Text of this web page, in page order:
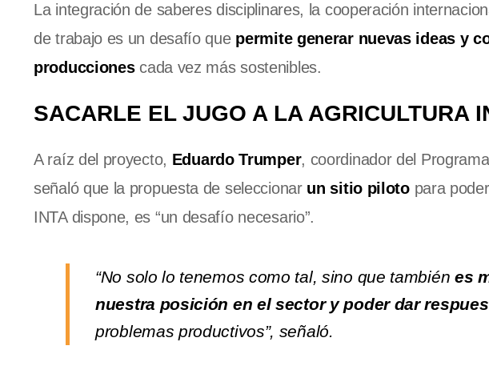
La integración de saberes disciplinares, la cooperación
de trabajo es un desafío que permite generar nuevas ideas y
produccionescada vez más sostenibles.
SACARLE EL JUGO A LA AGRICULTURA
A raíz del proyecto, Eduardo Trumper, coordinador del
señaló que la propuesta de seleccionar un sitio pilotopara
INTA dispone, es “un desafío necesario”.
“No solo lo tenemos como tal, sino que también es
nuestra posición en el sector y poder dar
problemas productivos”, señaló.